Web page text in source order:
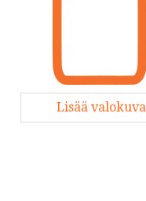
Lisää valokuva